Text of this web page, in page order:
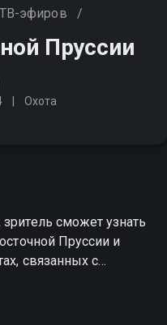
эфиров /
Пруссии
Охота
сможет узнать
Пруссии и
связанных с
будет много